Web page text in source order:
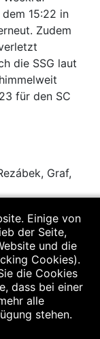
15:22 in
Zudem
die SSG laut
für den SC
Graf,
Rezábek
(4),
Marvin Graf
17
Einige von
der Seite,
und die
Cookies).
die Cookies
dass bei einer
alle
stehen.